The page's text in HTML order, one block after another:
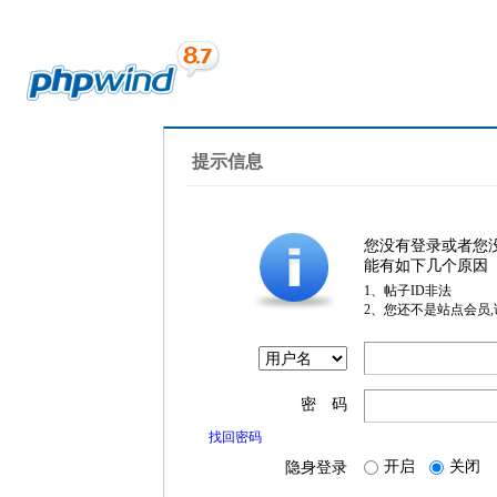
提示信息
您没有登录或者您
能有如下几个原因
1、帖子ID非法
2、您还不是站点会员
密 码
找回密码
隐身登录 开启 关闭